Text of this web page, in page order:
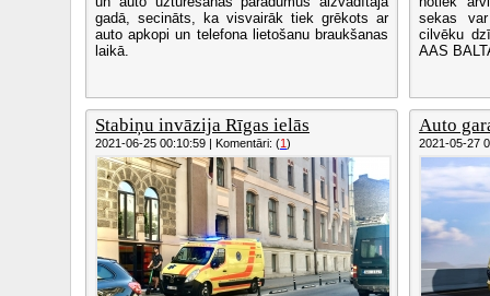
gadā, secināts, ka visvairāk tiek grēkots ar
auto apkopi un telefona lietošanu braukšanas
laikā.
sekas
cilvēku
AAS
Stabiņu invāzija Rīgas ielās
2021-06-25 00:10:59 | Komentāri: (1)
Auto
2021-05-27